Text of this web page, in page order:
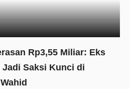
Rp3,55 Miliar: Eks
Jadi Saksi Kunci di